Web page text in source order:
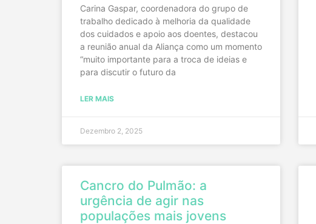
Carina Gaspar, coordenadora do grupo de
trabalho dedicado à melhoria da qualidade
dos cuidados e apoio aos doentes, destacou
a reunião anual da Aliança como um momento
“muito importante para a troca de ideias e
para discutir o futuro da
LER MAIS
Dezembro 2, 2025
Cancro do Pulmão: a
urgência de agir nas
populações mais jovens